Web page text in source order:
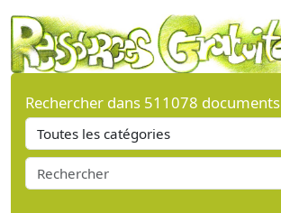
Rechercher dans 511078 documents